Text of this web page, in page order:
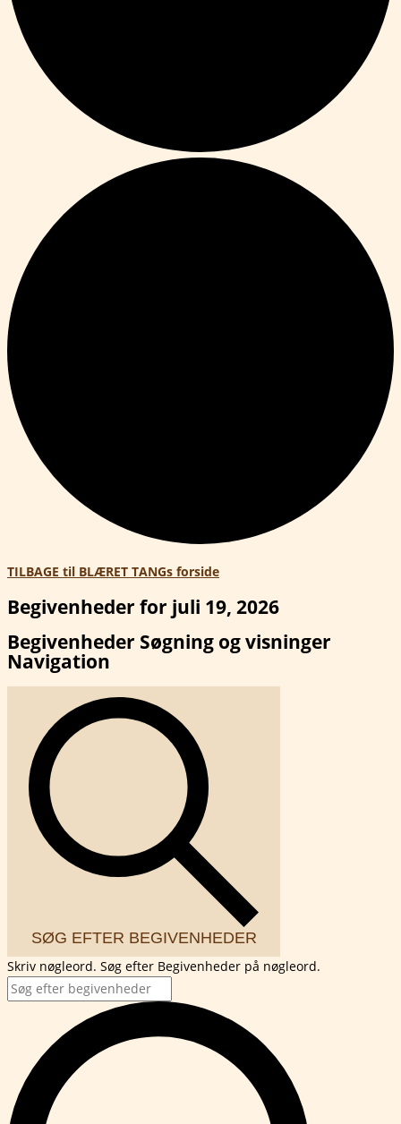
TILBAGE til BLÆRET TANGs forside
Begivenheder for juli 19, 2026
Begivenheder Søgning og visninger
Navigation
SØG EFTER BEGIVENHEDER
Skriv nøgleord. Søg efter Begivenheder på nøgleord.